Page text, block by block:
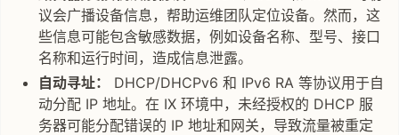
议会广播设备信息，帮助运维团队定位设备。然而，这
些信息可能包含敏感数据，例如设备名称、型号、接口
名称和运行时间，造成信息泄露。
自动寻址：
DHCP/DHCPv6 和 IPv6 RA 等协议用于自
动分配 IP 地址。在 IX 环境中，未经授权的 DHCP 服
务器可能分配错误的 IP 地址和网关，导致流量被重定